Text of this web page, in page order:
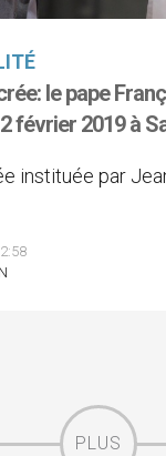
le pape
février 2019 à
instituée par
PLUS